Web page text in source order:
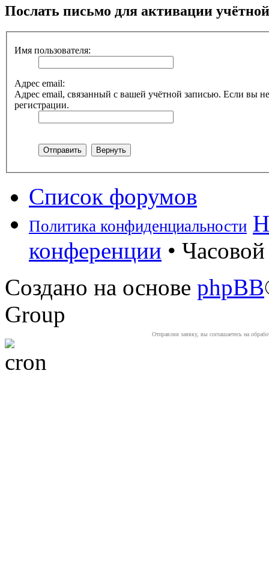
Послать письмо для активации
Имя пользователя:
Адрес email:
Адрес email, связанный с вашей учётной записью. Если вы
регистрации.
Список форумов
Политика конфиденциальности
конференции •
Создано на основе phpBB
Group
Отправляя заявку, вы соглашаетесь на